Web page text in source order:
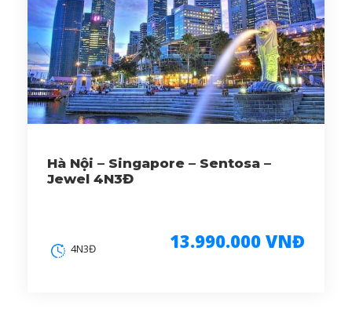
Hà Nội – Singapore – Sentosa –
Jewel 4N3Đ
13.990.000 VNĐ
4N3Đ